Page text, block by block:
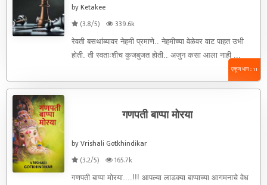
by Ketakee
(3.8/5)
339.6k
रेवती बसथांब्यावर नेहमी प्रमाणे.. नेहमीच्या वेळेवर वाट पाहत उभी
होती. ती स्वताःशीच कुजबुजत होती.. अजुन कसा आला नाही ...
एकूण भाग : 11
गणपती बाप्पा मोरया
by Vrishali Gotkhindikar
(3.2/5)
165.7k
गणपती बाप्पा मोरया....!!! आपल्या लाडक्या बाप्पाच्या आगमनाचे वेध